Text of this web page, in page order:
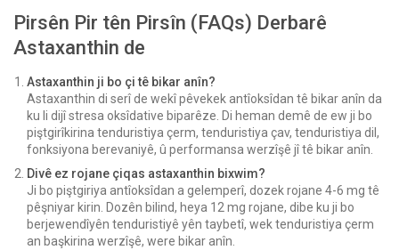
Pirsên Pir tên Pirsîn (FAQs) Derbarê
Astaxanthin de
Astaxanthin ji bo çi tê bikar anîn?
Astaxanthin di serî de wekî pêvekek antîoksîdan tê bikar anîn da
ku li dijî stresa oksîdative biparêze. Di heman demê de ew ji bo
piştgirîkirina tenduristiya çerm, tenduristiya çav, tenduristiya dil,
fonksiyona berevaniyê, û performansa werzîşê jî tê bikar anîn.
Divê ez rojane çiqas astaxanthin bixwim?
Ji bo piştgiriya antîoksîdan a gelemperî, dozek rojane 4-6 mg tê
pêşniyar kirin. Dozên bilind, heya 12 mg rojane, dibe ku ji bo
berjewendîyên tenduristiyê yên taybetî, wek tenduristiya çerm
an başkirina werzîşê, were bikar anîn.